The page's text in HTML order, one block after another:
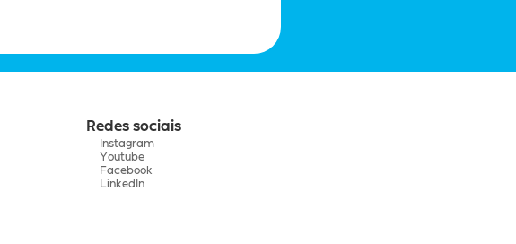
Redes sociais
Instagram
Youtube
Facebook
LinkedIn